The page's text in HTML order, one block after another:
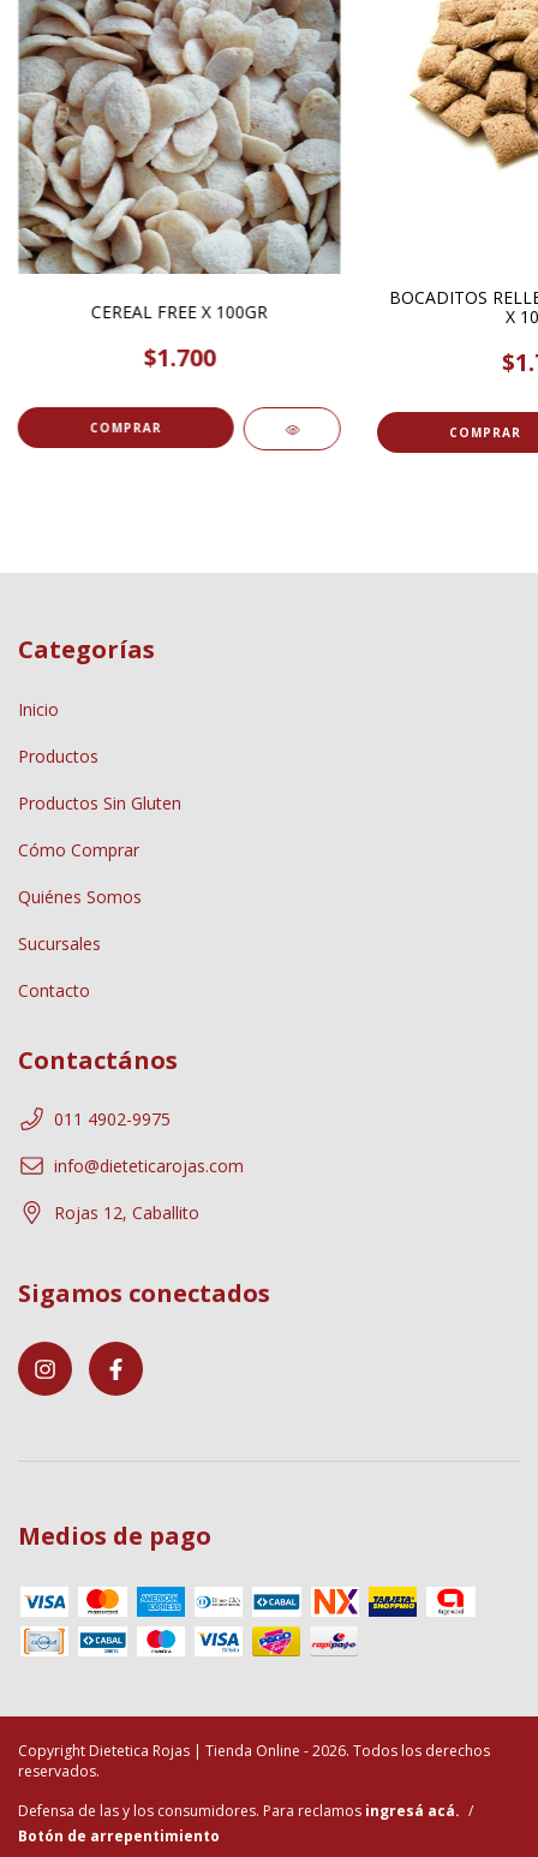
CEREAL FREE X 100GR
$1.700
COMPRAR
BOCADITOS
X
COMPRAR
Categorías
Inicio
Productos
Productos Sin Gluten
Cómo Comprar
Quiénes Somos
Sucursales
Contacto
Contactános
011 4902-9975
info@dieteticarojas.com
Rojas 12, Caballito
Sigamos conectados
Medios de pago
Copyright Dietetica Rojas | Tienda Online - 2026. Todos los derechos
reservados.
Defensa de las y los consumidores. Para reclamos ingresá acá. /
Botón de arrepentimiento